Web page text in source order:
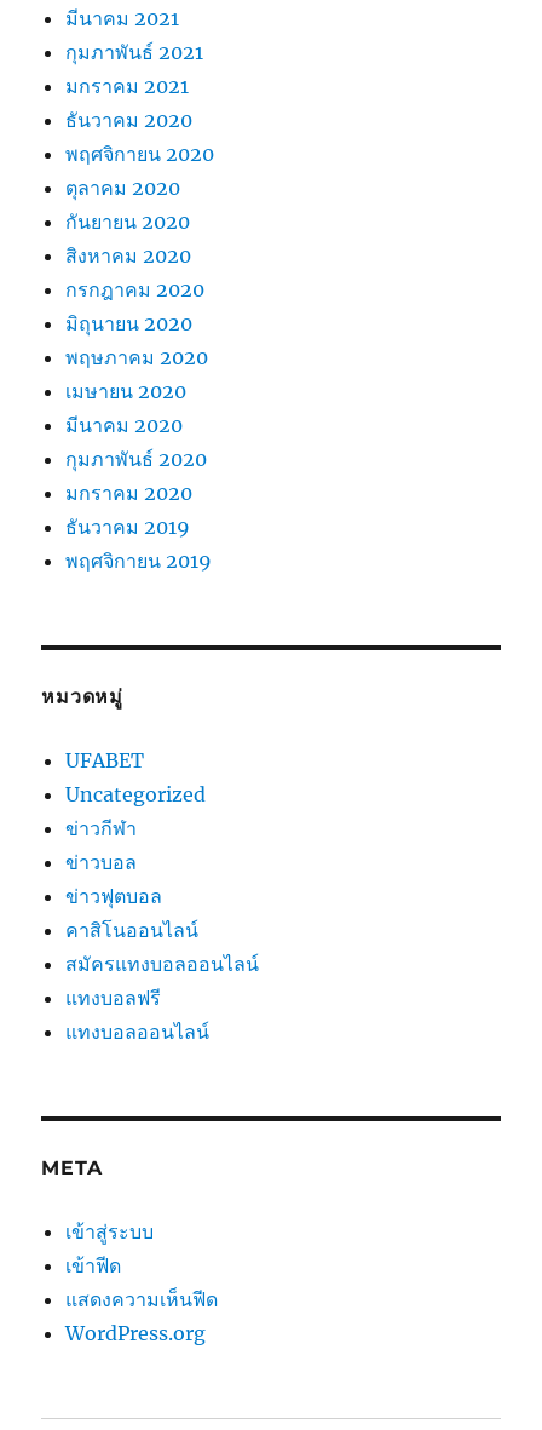
มีนาคม 2021
กุมภาพันธ์ 2021
มกราคม 2021
ธันวาคม 2020
พฤศจิกายน 2020
ตุลาคม 2020
กันยายน 2020
สิงหาคม 2020
กรกฎาคม 2020
มิถุนายน 2020
พฤษภาคม 2020
เมษายน 2020
มีนาคม 2020
กุมภาพันธ์ 2020
มกราคม 2020
ธันวาคม 2019
พฤศจิกายน 2019
หมวดหมู่
UFABET
Uncategorized
ข่าวกีฬา
ข่าวบอล
ข่าวฟุตบอล
คาสิโนออนไลน์
สมัครแทงบอลออนไลน์
แทงบอลฟรี
แทงบอลออนไลน์
META
เข้าสู่ระบบ
เข้าฟีด
แสดงความเห็นฟีด
WordPress.org